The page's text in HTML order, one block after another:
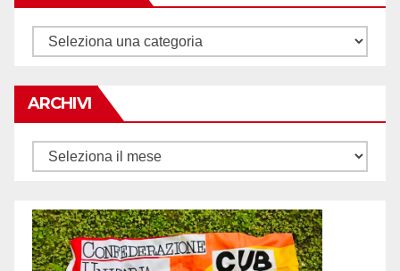
Tematiche
ARCHIVI
Archivi